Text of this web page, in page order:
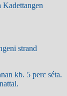
strand
kb. 5 perc séta.